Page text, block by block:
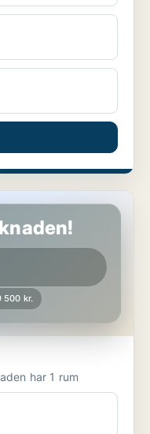
500 kr.
hyra i Järfälla Bostaden har 1 rum